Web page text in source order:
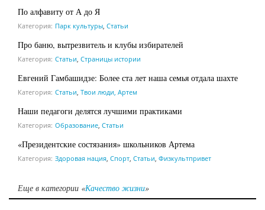
По алфавиту от А до Я
Категория: Парк культуры, Статьи
Про баню, вытрезвитель и клубы избирателей
Категория: Статьи, Страницы истории
Евгений Гамбашидзе: Более ста лет наша семья отдала шахте
Категория: Статьи, Твои люди, Артем
Наши педагоги делятся лучшими практиками
Категория: Образование, Статьи
«Президентские состязания» школьников Артема
Категория: Здоровая нация, Спорт, Статьи, Физкультпривет
Еще в категории «Качество жизни»